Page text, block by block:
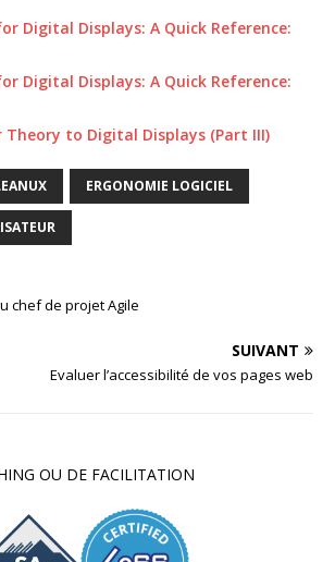
Digital Displays: A Quick Reference:
Digital Displays: A Quick Reference:
Theory to Digital Displays (Part III)
ERGONOMIE LOGICIEL
chef de projet Agile
SUIVANT
Evaluer l’accessibilité de vos pages web
OU DE FACILITATION